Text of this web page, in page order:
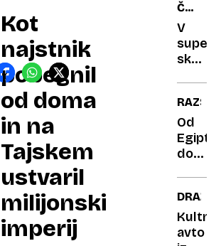
Kot
najstnik
pobegnil
od doma
in na
Tajskem
ustvaril
milijonski
imperij
Spolna
sama
po
ČUDNA
POTA
V
skril
doniral
križu.
tržnici
v
Bosni
Od
Egipta
do
izvor
Kultni
avto